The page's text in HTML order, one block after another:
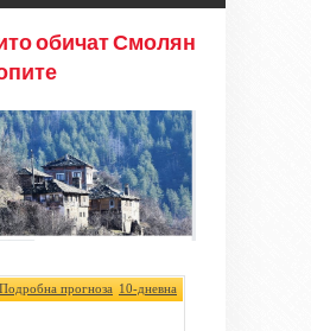
обичат Смолян